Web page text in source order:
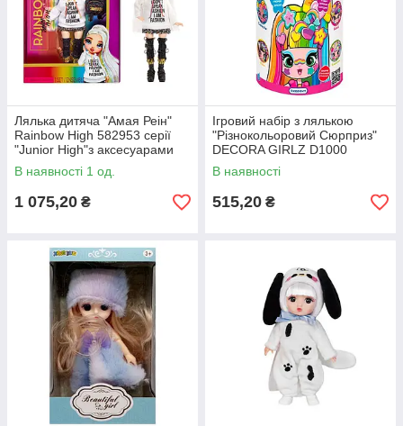
Лялька дитяча "Амая Реін"
Rainbow High 582953 серії
"Junior High"з аксесуарами
В наявності 1 од.
1 075,20 ₴
Ігровий набір з лялькою
"Різнокольоровий Сюрприз"
DECORA GIRLZ D1000
В наявності
515,20 ₴